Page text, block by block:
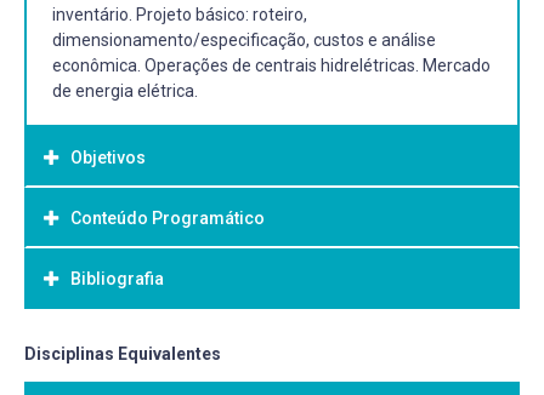
inventário. Projeto básico: roteiro,
dimensionamento/especificação, custos e análise
econômica. Operações de centrais hidrelétricas. Mercado
de energia elétrica.
Objetivos
Objetivo Geral:
O principal objetivo da disciplina é tornar o aluno apto a
desenvolver atividades de projeto e construção em
critérios de dimensionamento, as normas vigentes e suas
tendências dentro de uma visão de que as obras devem
Conteúdo Programático
Bibliografia
Bibliografia Básica:
ELETROBRÁS. Critérios de Projeto Civil de Usinas
Disciplinas Equivalentes